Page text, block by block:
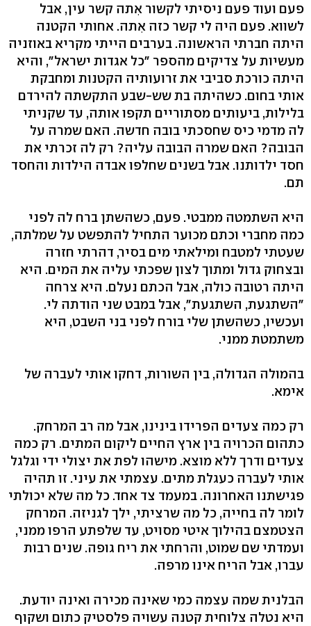
פעם ועוד פעם ניסיתי לקשור אִתה קשר עין, אבל
לשווא. פעם היה לי קשר כזה אִתה. אחותי הקטנה
היתה חברתי הראשונה. בערבים הייתי מקריא באוזניה
מעשיות על צדיקים מהספר "כל אגדות ישראל", והיא
היתה כורכת סביבי את זרועותיה הקטנות ומחבקת
אותי בחום. כשהיתה בת שש-שבע התקשתה להירדם
בלילות, ביעותים מסתוריים תקפו אותה, עד שקניתי
לה מדמי כיס שחסכתי בובה חדשה. האם שמרה על
הבובה? האם שמרה הבובה עליה? רק לה זכרתי את
חסד ילדותנו. אבל בשנים שחלפו אבדה הילדות והחסד
תם.
היא השתמטה ממבטי. פעם, כשהשתן ברח לה לפני
כמה מחברי וכתם מכוער התחיל להתפשט על שמלתה,
שעטתי למטבח ומילאתי מים בסיר, דהרתי חזרה
ובצחוק גדול ומתוך לצון שפכתי עליה את המים. היא
היתה רטובה כולה, אבל הכתם נעלם. היא צרחה
"השתגעת, השתגעת", אבל במבט שני הודתה לי.
ועכשיו, כשהשתן שלי בורח לפני בני השבט, היא
משתמטת ממני.
בהמולה הגדולה, בין השורות, דחקו אותי לעברה של
אימא.
רק כמה צעדים הפרידו בינינו, אבל מה רב המרחק.
כתהום הכרויה בין ארץ החיים ליקום המתים. רק כמה
צעדים ודרך ללא מוצא. מישהו לפת את יצולי ידי וגלגל
אותי לעברה כעגלת מתים. עצמתי את עיני. זו תהיה
פגישתנו האחרונה. במעמד צד אחד. כל מה שלא יכולתי
לומר לה בחייה, כל מה שרציתי, ילך לגניזה. המרחק
הצטמצם בהילוך איטי מסויט, עד שלפתע הרפו ממני,
ועמדתי שם שמוט, והרחתי את ריח גופה. שנים רבות
עברו, אבל הריח אינו מרפה.
הבלנית שמה עצמה כמי שאינה מכירה ואינה יודעת.
היא נטלה צלוחית קטנה עשויה פלסטיק כתום ושקוף